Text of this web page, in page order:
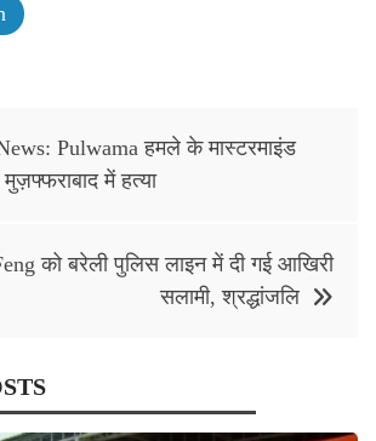
Pulwama हमले के मास्टरमाइंड
में हत्या
को बरेली पुलिस लाइन में दी गई आखिरी
सलामी, श्रद्धांजलि